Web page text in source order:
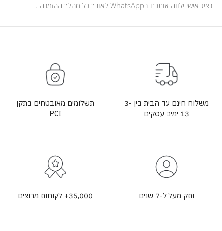
נציג אישי ילווה אותכם בWhatsApp לאורך כל מהלך ההזמנה .
משלוח חינם עד הבית בין 3-
13 ימים עסקים
תשלומים מאובטחים בתקן
PCI
ותק מעל ל-7 שנים 35,000+ לקוחות מרוצים